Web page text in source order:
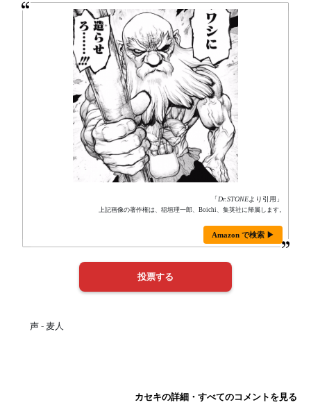
「Dr.STONEより引用」
上記画像の著作権は、稲垣理一郎、Boichi、集英社に帰属します。
Amazon で検索 ▶
声 - 麦人
カセキの詳細・すべてのコメントを見る